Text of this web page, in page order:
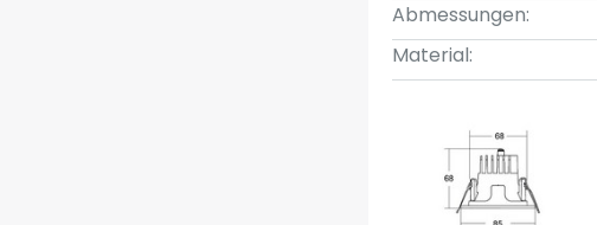
Abmessungen:
Material: